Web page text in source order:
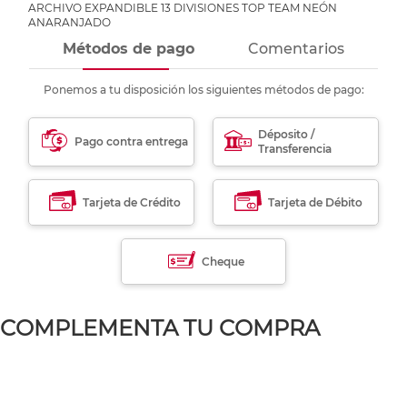
ARCHIVO EXPANDIBLE 13 DIVISIONES TOP TEAM NEÓN
ANARANJADO
Métodos de pago Comentarios
Ponemos a tu disposición los siguientes métodos de pago:
Pago contra entrega
Déposito /
Transferencia
Tarjeta de Crédito Tarjeta de Débito
Cheque
COMPLEMENTA TU COMPRA